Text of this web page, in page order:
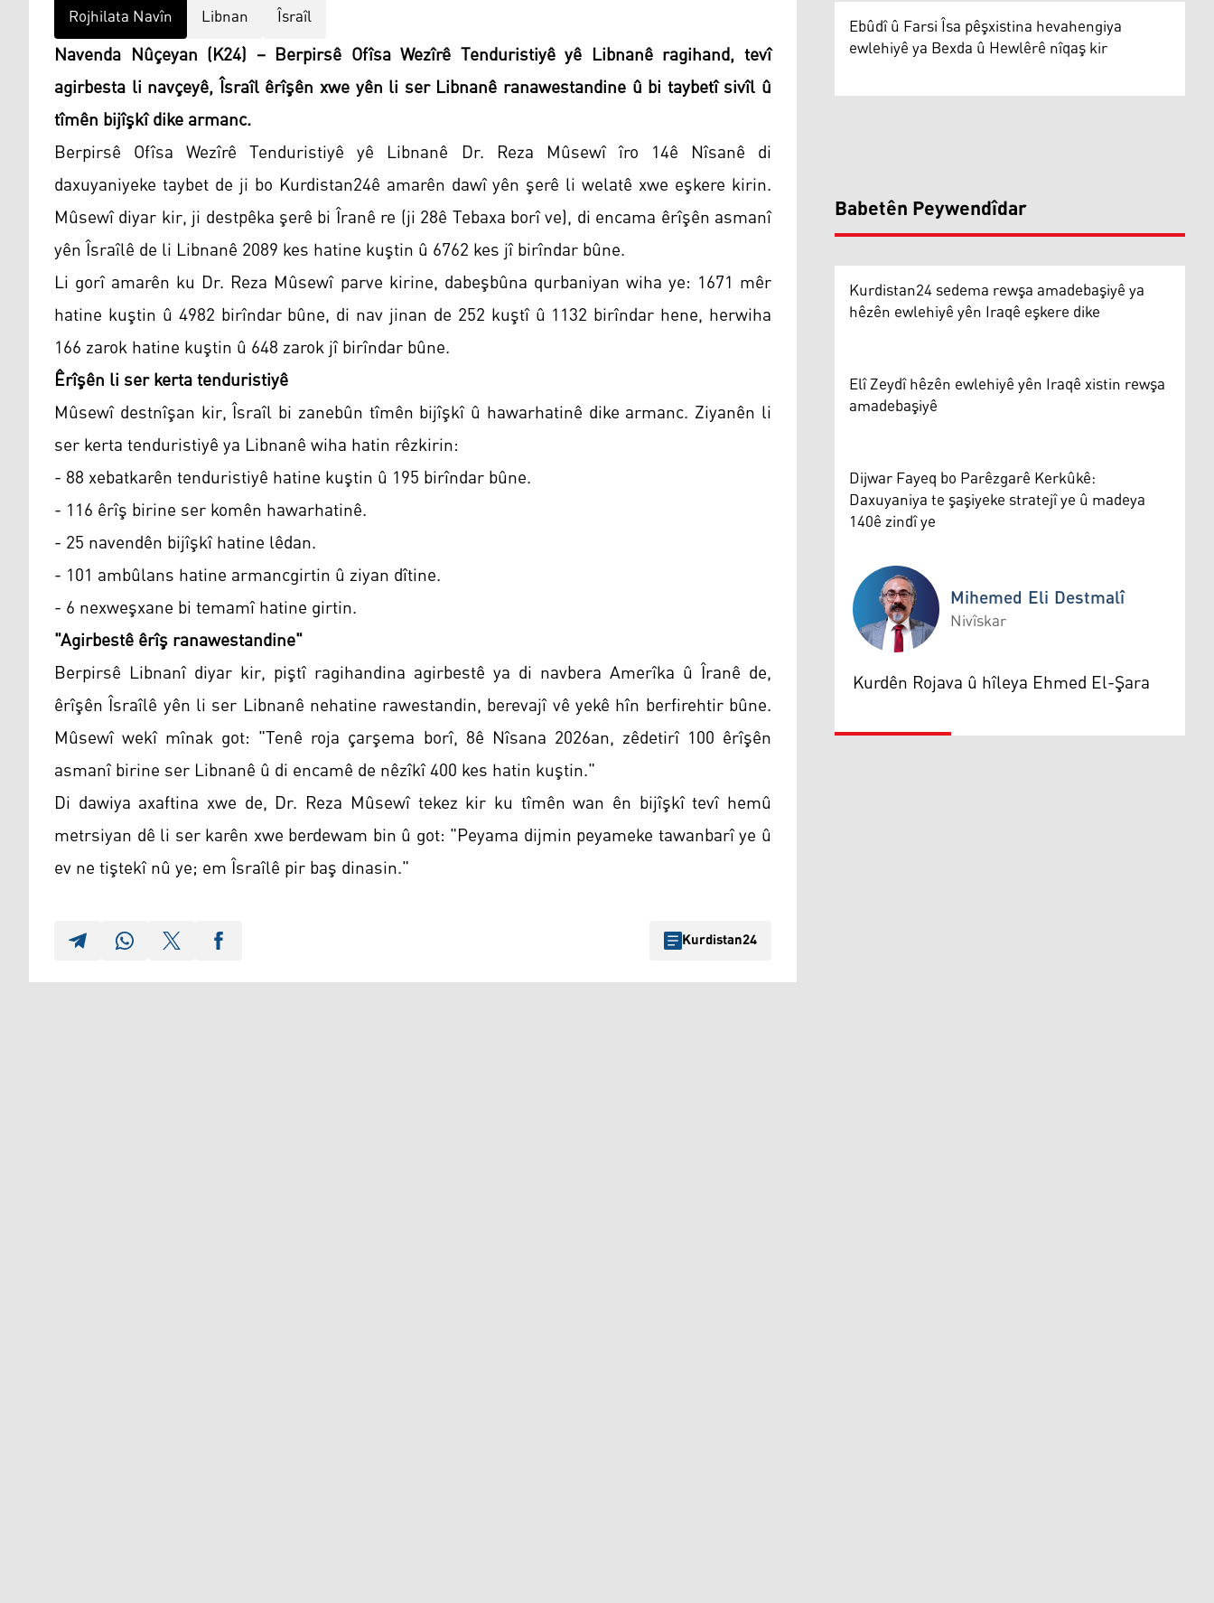
Rojhilata Navîn Libnan Îsraîl
Navenda Nûçeyan (K24) – Berpirsê Ofîsa Wezîrê Tenduristiyê yê Libnanê ragihand, tevî
agirbesta li navçeyê, Îsraîl êrîşên xwe yên li ser Libnanê ranawestandine û bi taybetî sivîl û
tîmên bijîşkî dike armanc.
Berpirsê Ofîsa Wezîrê Tenduristiyê yê Libnanê Dr. Reza Mûsewî îro 14ê Nîsanê di
daxuyaniyeke taybet de ji bo Kurdistan24ê amarên dawî yên şerê li welatê xwe eşkere kirin.
Mûsewî diyar kir, ji destpêka şerê bi Îranê re (ji 28ê Tebaxa borî ve), di encama êrîşên asmanî
yên Îsraîlê de li Libnanê 2089 kes hatine kuştin û 6762 kes jî birîndar bûne.
Li gorî amarên ku Dr. Reza Mûsewî parve kirine, dabeşbûna qurbaniyan wiha ye: 1671 mêr
hatine kuştin û 4982 birîndar bûne, di nav jinan de 252 kuştî û 1132 birîndar hene, herwiha
166 zarok hatine kuştin û 648 zarok jî birîndar bûne.
Êrîşên li ser kerta tenduristiyê
Mûsewî destnîşan kir, Îsraîl bi zanebûn tîmên bijîşkî û hawarhatinê dike armanc. Ziyanên li
ser kerta tenduristiyê ya Libnanê wiha hatin rêzkirin:
- 88 xebatkarên tenduristiyê hatine kuştin û 195 birîndar bûne.
- 116 êrîş birine ser komên hawarhatinê.
- 25 navendên bijîşkî hatine lêdan.
- 101 ambûlans hatine armancgirtin û ziyan dîtine.
- 6 nexweşxane bi temamî hatine girtin.
"Agirbestê êrîş ranawestandine"
Berpirsê Libnanî diyar kir, piştî ragihandina agirbestê ya di navbera Amerîka û Îranê de,
êrîşên Îsraîlê yên li ser Libnanê nehatine rawestandin, berevajî vê yekê hîn berfirehtir bûne.
Mûsewî wekî mînak got: "Tenê roja çarşema borî, 8ê Nîsana 2026an, zêdetirî 100 êrîşên
asmanî birine ser Libnanê û di encamê de nêzîkî 400 kes hatin kuştin."
Di dawiya axaftina xwe de, Dr. Reza Mûsewî tekez kir ku tîmên wan ên bijîşkî tevî hemû
metrsiyan dê li ser karên xwe berdewam bin û got: "Peyama dijmin peyameke tawanbarî ye û
ev ne tiştekî nû ye; em Îsraîlê pir baş dinasin."
Kurdistan24
Ebûdî û Farsi Îsa pêşxistina hevahengiya
ewlehiyê ya Bexda û Hewlêrê nîqaş kir
Babetên Peywendîdar
Kurdistan24 sedema rewşa amadebaşiyê ya
hêzên ewlehiyê yên Iraqê eşkere dike
Elî Zeydî hêzên ewlehiyê yên Iraqê xistin rewşa
amadebaşiyê
Dijwar Fayeq bo Parêzgarê Kerkûkê:
Daxuyaniya te şaşiyeke stratejî ye û madeya
140ê zindî ye
Mihemed Eli Destmalî
Mihemed Eli Destmalî
Nivîskar
Kurdên Rojava û hîleya Ehmed El-Şara